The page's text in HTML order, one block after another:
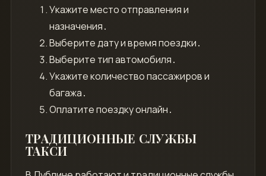
Укажите место отправления и
назначения․
Выберите дату и время поездки․
Выберите тип автомобиля․
Укажите количество пассажиров и
багажа․
Оплатите поездку онлайн․
ТРАДИЦИОННЫЕ СЛУЖБЫ
ТАКСИ